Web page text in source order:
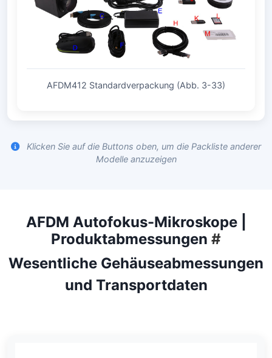
AFDM412 Standardverpackung (Abb. 3-33)
Klicken Sie auf die Buttons oben, um die Packliste anderer
Modelle anzuzeigen
AFDM Autofokus-Mikroskope |
Produktabmessungen #
Wesentliche Gehäuseabmessungen
und Transportdaten